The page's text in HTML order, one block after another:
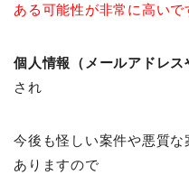
ある可能性が非常に高いで
個人情報（メールアドレ
され
今後も怪しい案件や悪質
ありますので